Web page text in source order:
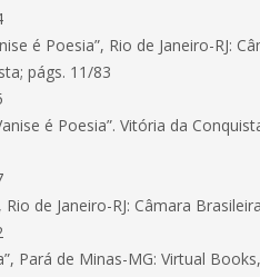
é Poesia”, Rio de Janeiro-RJ:
págs. 11/83
é Poesia”. Vitória da
Rio de Janeiro-RJ: Câmara
Pará de Minas-MG: Virtual